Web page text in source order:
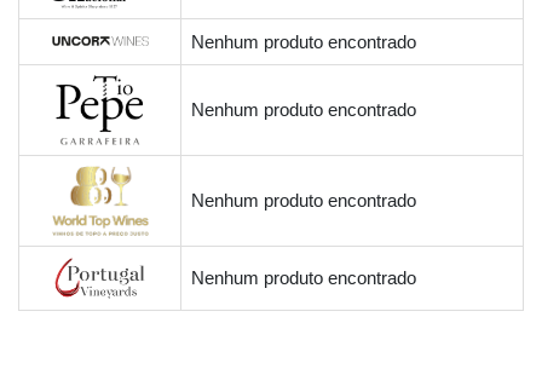
Nenhum produto encontrado
Nenhum produto encontrado
Nenhum produto encontrado
Nenhum produto encontrado